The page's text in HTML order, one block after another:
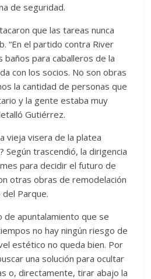
de seguridad.
que las tareas nunca
“En el partido contra River
baños para caballeros de la
con los socios. No son obras
la cantidad de personas que
y la gente estaba muy
Gutiérrez.
vieja visera de la platea
Según trascendió, la dirigencia
para decidir el futuro de
otras obras de remodelación
Parque.
de apuntalamiento que se
no hay ningún riesgo de
estético no queda bien. Por
una solución para ocultar
o, directamente, tirar abajo la